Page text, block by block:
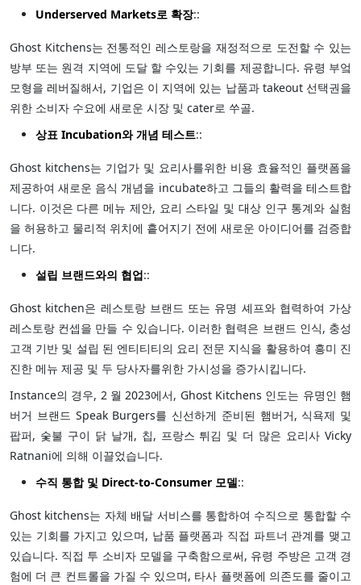
Underserved Markets로 확장::
Ghost Kitchens는 전통적인 레스토랑을 재정적으로 도전할 수 있는
방부 또는 원격 지역에 도달 할 수있는 기회를 제공합니다. 유령 부엌
모형을 레버질해서, 기업은 이 지역에 있는 납품과 takeout 선택권을
위한 소비자 수요에 새로운 시장 및 cater로 쑤골.
상표 Incubation와 개념 테스트::
Ghost kitchens는 기업가 및 요리사를위한 비용 효율적인 플랫폼을
제공하여 새로운 음식 개념을 incubate하고 그들의 활력을 테스트합
니다. 이것은 다른 메뉴 제안, 요리 스타일 및 대상 인구 통계와 실험
을 허용하고 물리적 위치에 흩어지기 전에 새로운 아이디어를 검증합
니다.
설립 브랜드와의 협업::
Ghost kitchen은 레스토랑 브랜드 또는 유명 셰프와 협력하여 가상
레스토랑 컨셉을 만들 수 있습니다. 이러한 협력은 브랜드 인식, 충성
고객 기반 및 설립 된 엔티티티의 요리 전문 지식을 활용하여 흥미 진
진한 메뉴 제공 및 두 당사자를위한 가시성을 증가시킵니다.
Instance의 경우, 2 월 2023에서, Ghost Kitchens 인도는 유명인 햄
버거 브랜드 Speak Burgers를 신선하게 준비된 햄버거, 식욕제 및
팝퍼, 숯불 구이 닭 날개, 칩, 프랑스 튀김 및 더 많은 요리사 Vicky
Ratnani에 의해 이끌었습니다.
수직 통합 및 Direct-to-Consumer 모델::
Ghost kitchens는 자체 배달 서비스를 통합하여 수직으로 통합할 수
있는 기회를 가지고 있으며, 납품 플랫폼과 직접 파트너 관계를 맺고
있습니다. 직접 투 소비자 모델을 구축함으로써, 유령 주방은 고객 경
험에 더 큰 컨트롤을 가질 수 있으며, 타사 플랫폼에 의존도를 줄이고